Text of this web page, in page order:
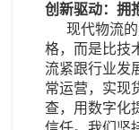
创新驱动：拥
现代物流的
格，而是比技
流紧跟行业发
常运营，实现
查，用数字化